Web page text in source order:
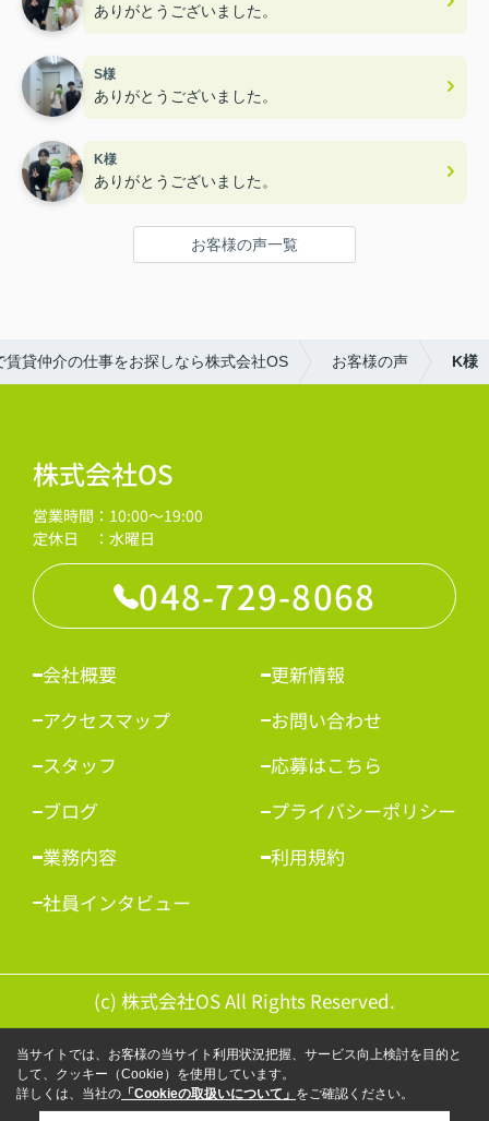
ありがとうございました。
S様
ありがとうございました。
K様
ありがとうございました。
お客様の声一覧
賃貸仲介の仕事をお探しなら株式会社OS お客様の声 K様
株式会社OS
営業時間：10:00～19:00
定休日 ：水曜日
048-729-8068
会社概要
アクセスマップ
スタッフ
ブログ
業務内容
社員インタビュー
更新情報
お問い合わせ
応募はこちら
プライバシーポリシー
利用規約
(c) 株式会社OS All Rights Reserved.
当サイトでは、お客様の当サイト利用状況把握、サービス向上検討を目的と
して、クッキー（Cookie）を使用しています。
詳しくは、当社の 「Cookieの取扱いについて」 をご確認ください。